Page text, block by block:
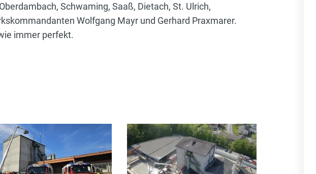
Schwaming, Saaß, Dietach, St. Ulrich,
Wolfgang Mayr und Gerhard Praxmarer.
immer perfekt.